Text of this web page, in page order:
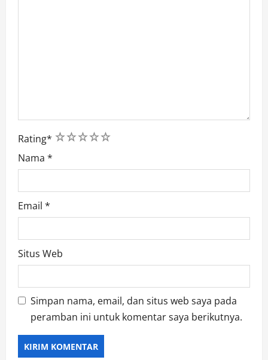
Rating* 5
4
3
2
1
Nama *
Email *
Situs Web
Simpan nama, email, dan situs web saya pada
peramban ini untuk komentar saya berikutnya.